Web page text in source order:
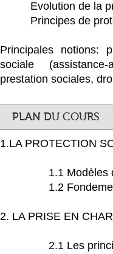
Evolution de la
Principes de
Principales notions:
sociale
prestation sociales,
PLAN DU COURS
1.LA PROTECTION
1.1 Modèles de
1.2 Fondements
2. LA PRISE EN
2.1 Les